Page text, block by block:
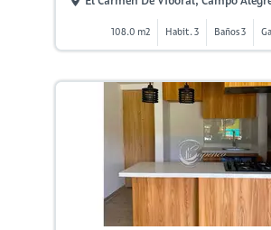
108.0 m2 Habit. 3 Baños 3